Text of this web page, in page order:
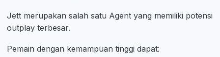
Jett merupakan salah satu Agent yang memiliki potensi
outplay terbesar.
Pemain dengan kemampuan tinggi dapat: